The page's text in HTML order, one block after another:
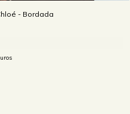
- Bordada